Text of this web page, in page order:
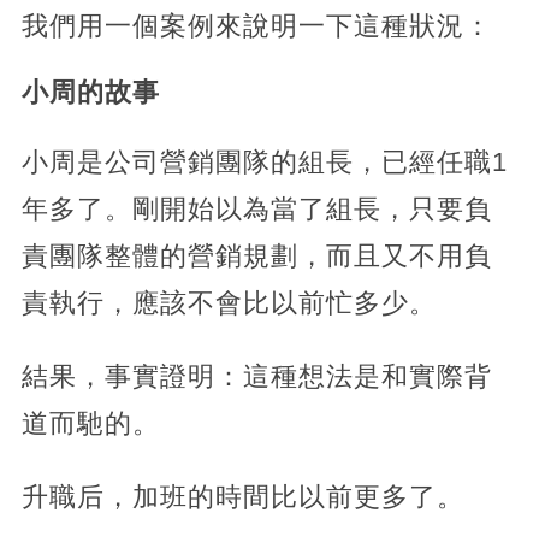
我們用一個案例來說明一下這種狀況：
小周的故事
小周是公司營銷團隊的組長，已經任職1
年多了。剛開始以為當了組長，只要負
責團隊整體的營銷規劃，而且又不用負
責執行，應該不會比以前忙多少。
結果，事實證明：這種想法是和實際背
道而馳的。
升職后，加班的時間比以前更多了。